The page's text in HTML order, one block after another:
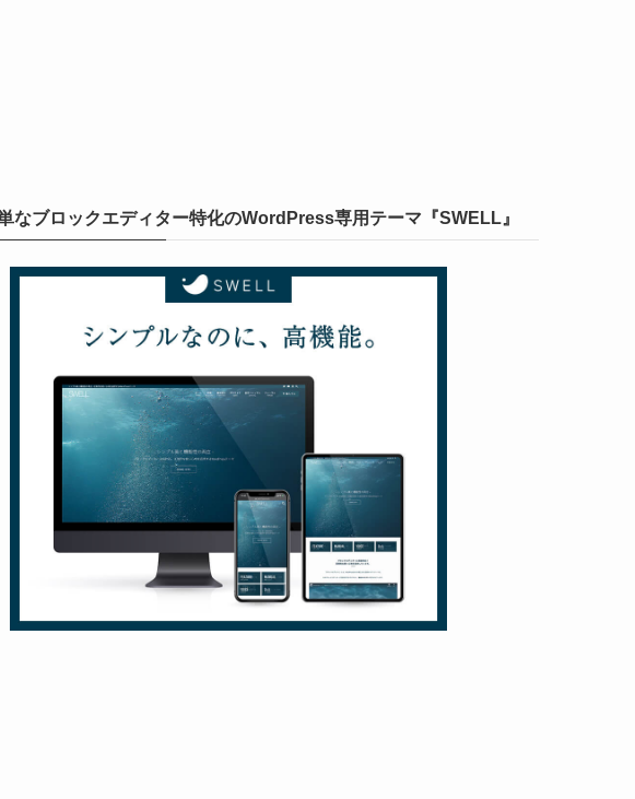
なブロックエディター特化のWordPress専用テーマ『SWELL』